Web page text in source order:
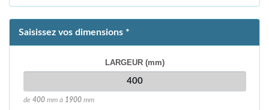
Saisissez vos dimensions *
LARGEUR (mm)
de 400mm à 1900mm